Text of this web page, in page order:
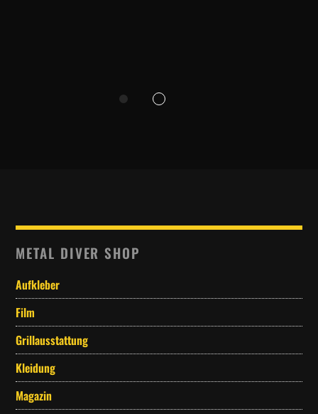
METAL DIVER SHOP
Aufkleber
Film
Grillausstattung
Kleidung
Magazin